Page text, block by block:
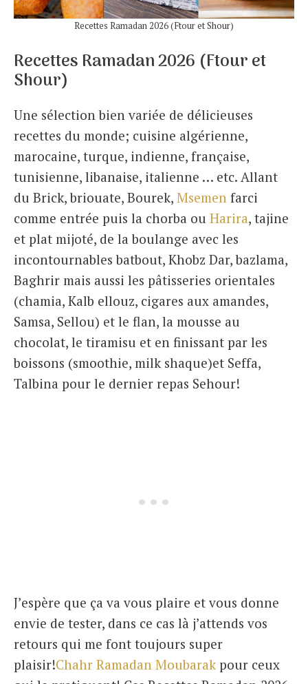
Recettes Ramadan 2026 (Ftour et Shour)
Recettes Ramadan 2026 (Ftour et
Shour)
Une sélection bien variée de délicieuses
recettes du monde; cuisine algérienne,
marocaine, turque, indienne, française,
tunisienne, libanaise, italienne … etc. Allant
du Brick, briouate, Bourek, Msemen farci
comme entrée puis la chorba ou Harira, tajine
et plat mijoté, de la boulange avec les
incontournables batbout, Khobz Dar, bazlama,
Baghrir mais aussi les pâtisseries orientales
(chamia, Kalb ellouz, cigares aux amandes,
Samsa, Sellou) et le flan, la mousse au
chocolat, le tiramisu et en finissant par les
boissons (smoothie, milk shaque)et Seffa,
Talbina pour le dernier repas Sehour!
J’espère que ça va vous plaire et vous donne
envie de tester, dans ce cas là j’attends vos
retours qui me font toujours super
plaisir!Chahr Ramadan Moubarak pour ceux